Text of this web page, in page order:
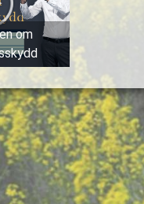
om